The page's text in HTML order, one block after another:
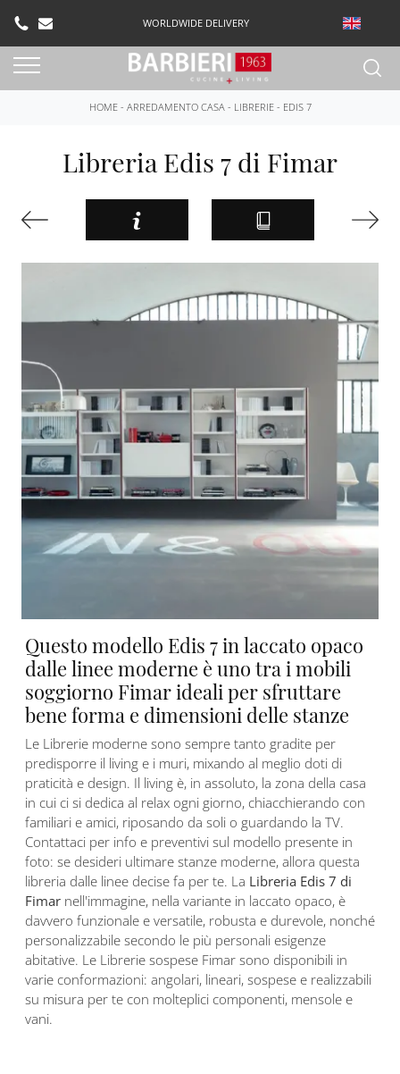
WORLDWIDE DELIVERY
HOME- ARREDAMENTO CASA- LIBRERIE - EDIS 7
Libreria Edis 7 di Fimar
Questo modello Edis 7 in laccato opaco
dalle linee moderne è uno tra i mobili
soggiorno Fimar ideali per sfruttare
bene forma e dimensioni delle stanze
Le Librerie moderne sono sempre tanto gradite per
predisporre il living e i muri, mixando al meglio doti di
praticità e design. Il living è, in assoluto, la zona della casa
in cui ci si dedica al relax ogni giorno, chiacchierando con
familiari e amici, riposando da soli o guardando la TV.
Contattaci per info e preventivi sul modello presente in
foto: se desideri ultimare stanze moderne, allora questa
libreria dalle linee decise fa per te. La Libreria Edis 7 di
Fimar nell'immagine, nella variante in laccato opaco, è
davvero funzionale e versatile, robusta e durevole, nonché
personalizzabile secondo le più personali esigenze
abitative. Le Librerie sospese Fimar sono disponibili in
varie conformazioni: angolari, lineari, sospese e realizzabili
su misura per te con molteplici componenti, mensole e
vani.